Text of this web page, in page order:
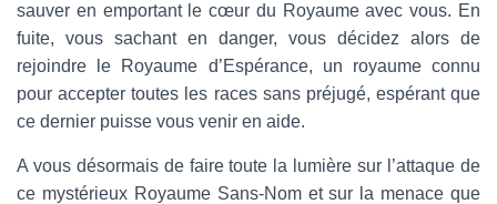
sauver en emportant le cœur du Royaume avec vous. En
fuite, vous sachant en danger, vous décidez alors de
rejoindre le Royaume d’Espérance, un royaume connu
pour accepter toutes les races sans préjugé, espérant que
ce dernier puisse vous venir en aide.
A vous désormais de faire toute la lumière sur l’attaque de
ce mystérieux Royaume Sans-Nom et sur la menace que